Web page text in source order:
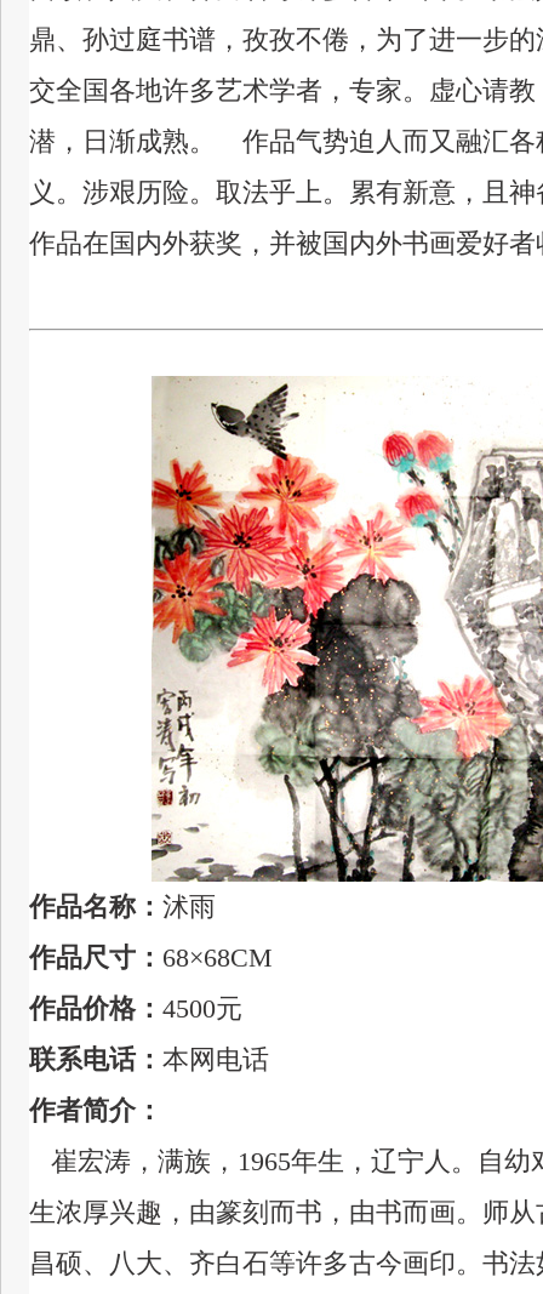
鼎、孙过庭书谱，孜孜不倦，为了进一步
交全国各地许多艺术学者，专家。虚心请
潜，日渐成熟。 作品气势迫人而又融汇各
义。涉艰历险。取法乎上。累有新意，且
作品在国内外获奖，并被国内外书画爱好
作品名称： 沭雨
作品尺寸： 68×68CM
作品价格： 4500元
联系电话： 本网电话
作者简介：
崔宏涛，满族，1965年生，辽宁人。自
生浓厚兴趣，由篆刻而书，由书而画。师
昌硕、八大、齐白石等许多古今画印。书